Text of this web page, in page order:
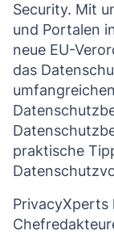
Security. Mit
und Portalen
neue EU-
das
praktische
PrivacyXperts